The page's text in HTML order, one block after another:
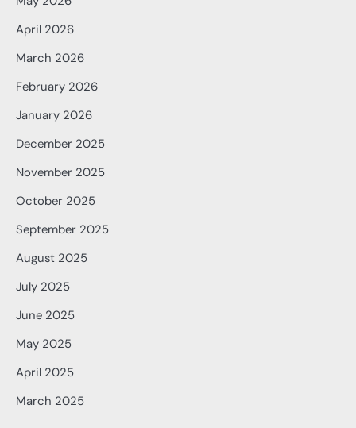
April 2026
March 2026
February 2026
January 2026
December 2025
November 2025
October 2025
September 2025
August 2025
July 2025
June 2025
May 2025
April 2025
March 2025